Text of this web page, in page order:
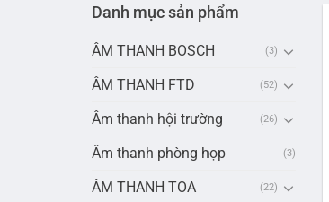
Danh mục sản phẩm
ÂM THANH BOSCH (3)
ÂM THANH FTD (52)
Âm thanh hội trường (26)
Âm thanh phòng họp (3)
ÂM THANH TOA (22)